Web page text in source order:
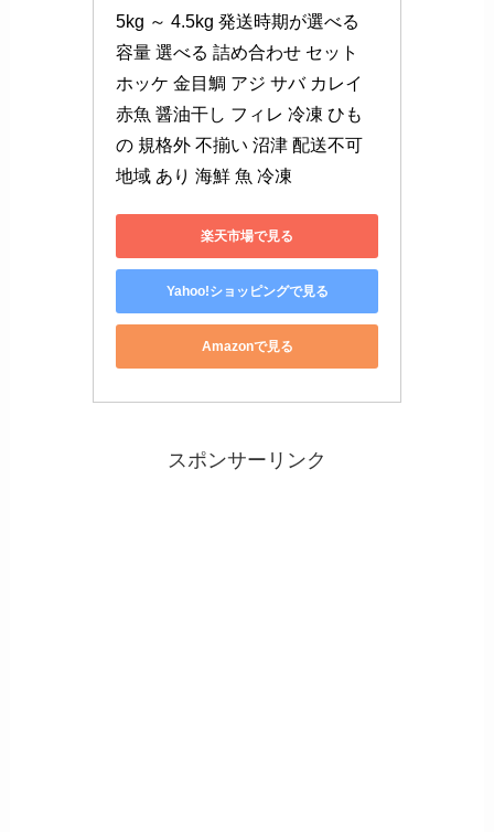
5kg ～ 4.5kg 発送時期が選べる
容量 選べる 詰め合わせ セット
ホッケ 金目鯛 アジ サバ カレイ
赤魚 醤油干し フィレ 冷凍 ひも
の 規格外 不揃い 沼津 配送不可
地域 あり 海鮮 魚 冷凍
楽天市場で見る
Yahoo!ショッピングで見る
Amazonで見る
スポンサーリンク